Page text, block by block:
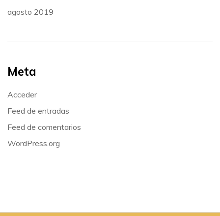
agosto 2019
Meta
Acceder
Feed de entradas
Feed de comentarios
WordPress.org